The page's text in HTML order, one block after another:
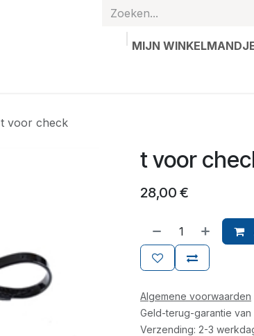
MIJN
t voor check
t voor
28,00 €
Algemene voorwaarden
Geld-terug-garantie van
Verzending: 2-3